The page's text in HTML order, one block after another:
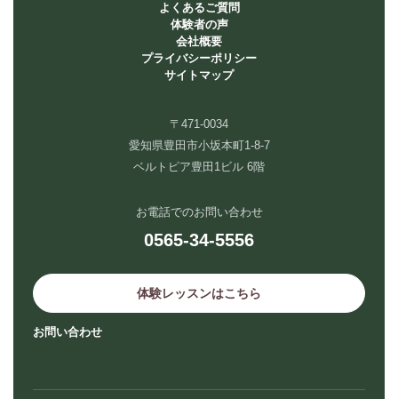
よくあるご質問
体験者の声
会社概要
プライバシーポリシー
サイトマップ
〒471-0034
愛知県豊田市小坂本町1-8-7
ベルトピア豊田1ビル 6階
お電話でのお問い合わせ
0565-34-5556
体験レッスンはこちら
お問い合わせ